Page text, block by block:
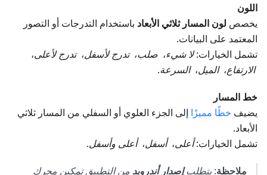
اللون
يخصص لون المسار ثلاثي الأبعاد باستخدام التدرجات أو التصور
المعتمد على البيانات.
تشمل الخيارات:لا شيء، صلب،تدرج لأسفل،تدرج لأعلى،
الارتفاع،الميل،السرعة.
خط المسار
يضيف خطًا مميزًا إلى الجزء العلوي أو السفلي من المسار ثلاثي
الأبعاد.
تشمل الخيارات:أعلى،أسفل،أعلى وأسفل.
ملاحظة: يتطلبإصدار أندرويد من التطبيق تمكين محرك